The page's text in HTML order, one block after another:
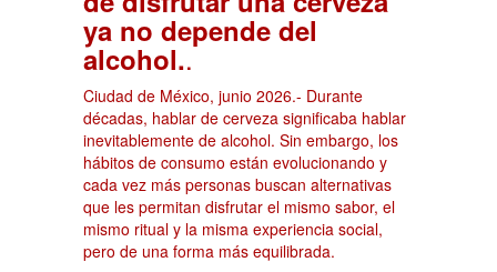
ya no depende del
alcohol..
Ciudad de México, junio 2026.- Durante
décadas, hablar de cerveza significaba hablar
inevitablemente de alcohol. Sin embargo, los
hábitos de consumo están evolucionando y
cada vez más personas buscan alternativas
que les permitan disfrutar el mismo sabor, el
mismo ritual y la misma experiencia social,
pero de una forma más equilibrada.